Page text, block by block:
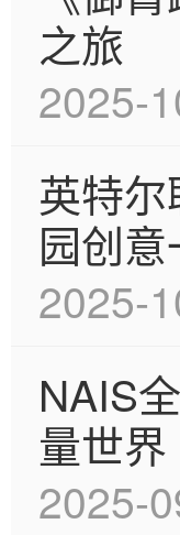
之旅
2025-
英特
园创
2025-
NAIS
量世界
2025-